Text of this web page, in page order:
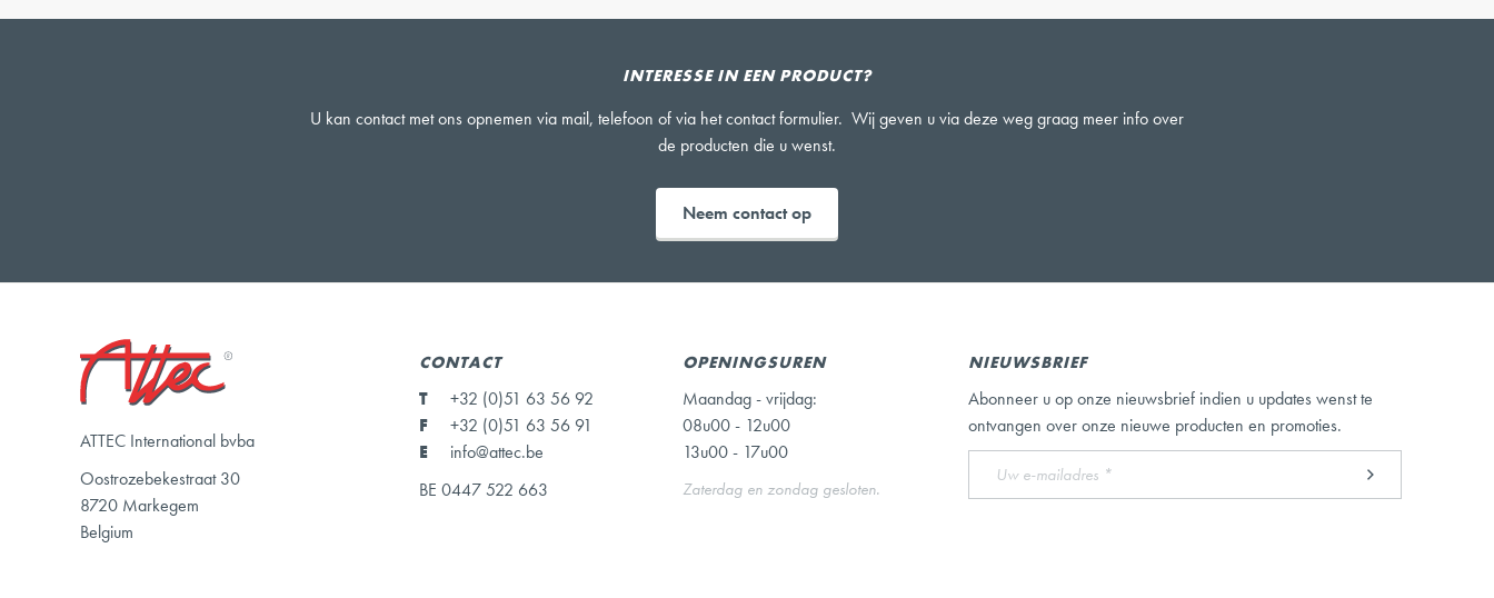
INTERESSE IN EEN PRODUCT?
U kan contact met ons opnemen via mail, telefoon of via het contact formulier. Wij geven u via deze weg graag meer info over
de producten die u wenst.
Neem contact op
ATTEC International bvba
Oostrozebekestraat 30
8720 Markegem
Belgium
CONTACT
T
+32 (0)51 63 56 92
F
+32 (0)51 63 56 91
E
info@attec.be
BE 0447 522 663
OPENINGSUREN
Maandag - vrijdag:
08u00 - 12u00
13u00 - 17u00
Zaterdag en zondag gesloten.
NIEUWSBRIEF
Abonneer u op onze nieuwsbrief indien u updates wenst te
ontvangen over onze nieuwe producten en promoties.